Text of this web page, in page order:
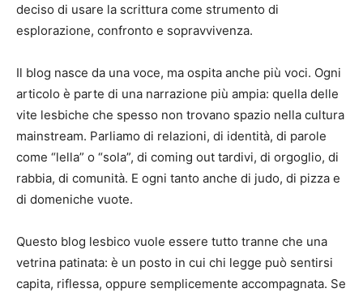
deciso di usare la scrittura come strumento di
esplorazione, confronto e sopravvivenza.
Il blog nasce da una voce, ma ospita anche più voci. Ogni
articolo è parte di una narrazione più ampia: quella delle
vite lesbiche che spesso non trovano spazio nella cultura
mainstream. Parliamo di relazioni, di identità, di parole
come “lella” o “sola”, di coming out tardivi, di orgoglio, di
rabbia, di comunità. E ogni tanto anche di judo, di pizza e
di domeniche vuote.
Questo blog lesbico vuole essere tutto tranne che una
vetrina patinata: è un posto in cui chi legge può sentirsi
capita, riflessa, oppure semplicemente accompagnata. Se